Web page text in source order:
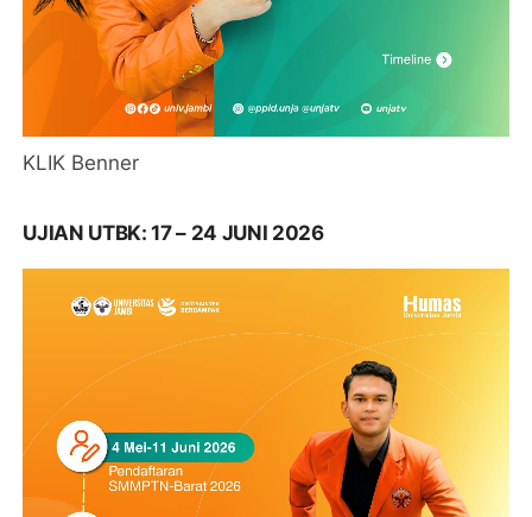
KLIK Benner
UJIAN UTBK: 17 – 24 JUNI 2026